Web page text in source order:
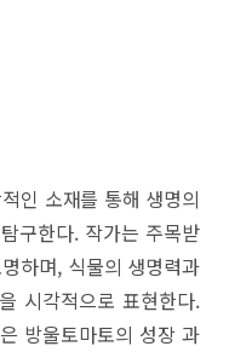
인 소재를 통해 생명의
구한다. 작가는 주목받
하며, 식물의 생명력과
시각적으로 표현한다.
방울토마토의 성장 과